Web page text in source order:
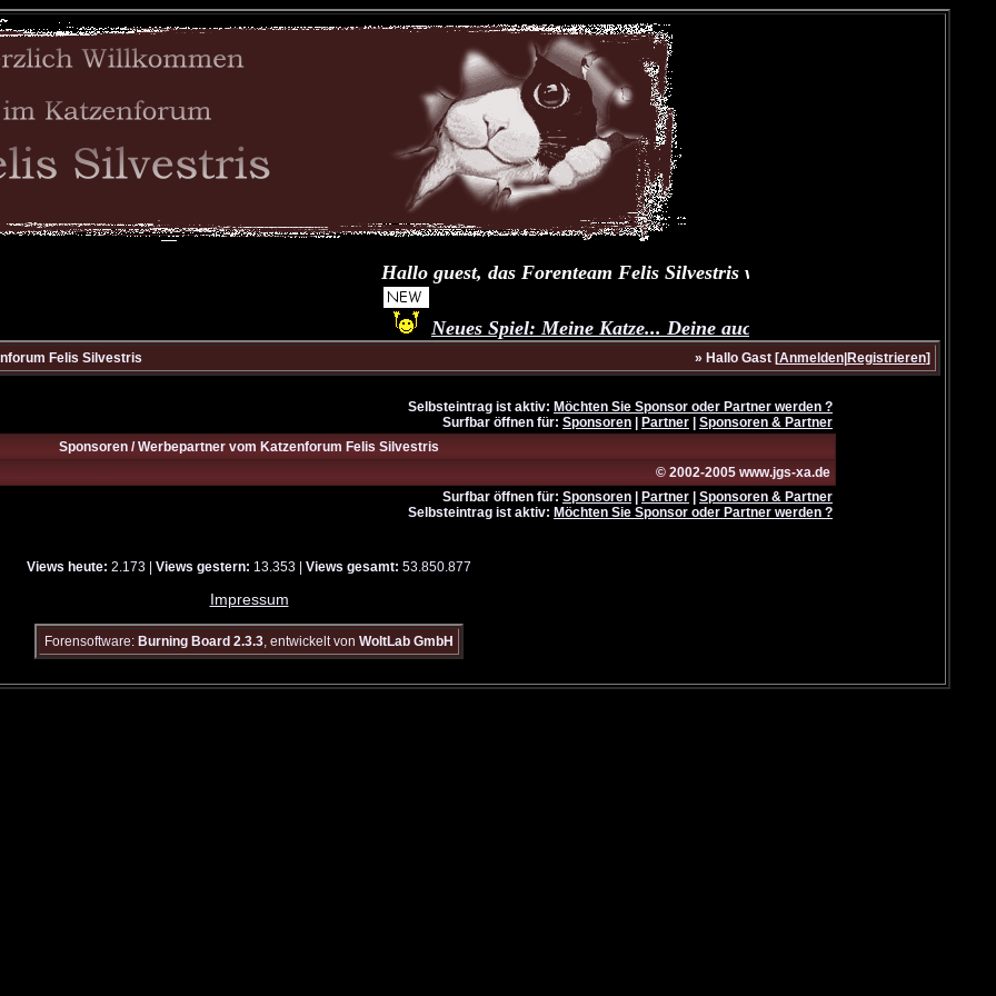
Hallo guest, das Forenteam Felis Silvestris wünscht Dir und Deinen
Neues Spiel: Meine Katze... Deine auch?
Felis Silvestris » Hallo Gast [Anmelden| Registrieren]
Selbsteintrag ist aktiv: Möchten Sie Sponsor oder Partner werden ?
Surfbar öffnen für: Sponsoren Partner
Sponsoren & Partner
Sponsoren / Werbepartner vom Katzenforum Felis Silvestris
© 2002-2005 www.jgs-xa.de
Surfbar öffnen für: Sponsoren Partner
Sponsoren & Partner
Selbsteintrag ist aktiv: Möchten Sie Sponsor oder Partner werden ?
Views heute: 2.173 | Views gestern: 13.353 | Views gesamt: 53.850.877
Impressum
Forensoftware: Burning Board 2.3.3, entwickelt von WoltLab GmbH